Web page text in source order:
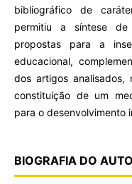
bibliográfico de
permitiu a síntese
propostas para a
educacional,
dos artigos
constituição de um
para o desenvolvimento
BIOGRAFIA DO